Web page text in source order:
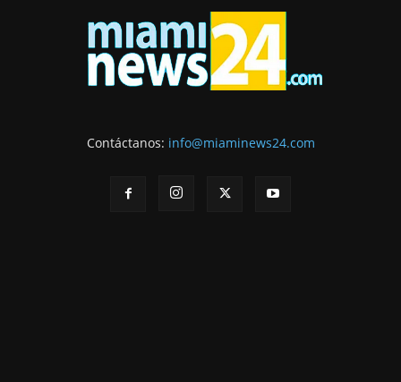
Contáctanos: info@miaminews24.com